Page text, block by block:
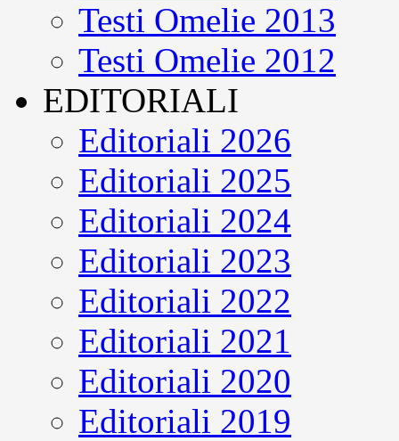
Testi Omelie 2013
Testi Omelie 2012
EDITORIALI
Editoriali 2026
Editoriali 2025
Editoriali 2024
Editoriali 2023
Editoriali 2022
Editoriali 2021
Editoriali 2020
Editoriali 2019